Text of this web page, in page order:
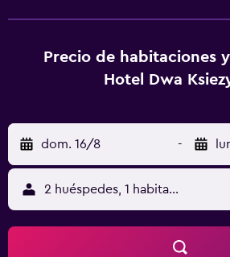
habitaciones están equipadas con
Hay opciones buffet o continentales
actividades en Toruń y alrededores,
Planetarium Toruń está a 8,2 km del
Estación de tren de Toruń Miasto está
aeropuerto (Aeropuerto de
Paderewski) está a 49 km.
Precio de habitaciones
Hotel Dwa
dom. 16/8 -
2 huéspedes, 1 habitación